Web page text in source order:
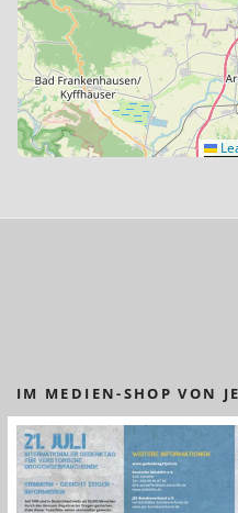
IM MEDIEN-SHOP VON